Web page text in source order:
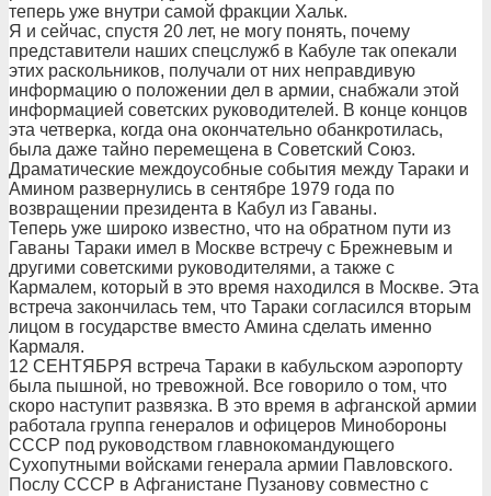
теперь уже внутри самой фракции Хальк.
Я и сейчас, спустя 20 лет, не могу понять, почему
представители наших спецслужб в Кабуле так опекали
этих раскольников, получали от них неправдивую
информацию о положении дел в армии, снабжали этой
информацией советских руководителей. В конце концов
эта четверка, когда она окончательно обанкротилась,
была даже тайно перемещена в Советский Союз.
Драматические междоусобные события между Тараки и
Амином развернулись в сентябре 1979 года по
возвращении президента в Кабул из Гаваны.
Теперь уже широко известно, что на обратном пути из
Гаваны Тараки имел в Москве встречу с Брежневым и
другими советскими руководителями, а также с
Кармалем, который в это время находился в Москве. Эта
встреча закончилась тем, что Тараки согласился вторым
лицом в государстве вместо Амина сделать именно
Кармаля.
12 СЕНТЯБРЯ встреча Тараки в кабульском аэропорту
была пышной, но тревожной. Все говорило о том, что
скоро наступит развязка. В это время в афганской армии
работала группа генералов и офицеров Минобороны
СССР под руководством главнокомандующего
Сухопутными войсками генерала армии Павловского.
Послу СССР в Афганистане Пузанову совместно с